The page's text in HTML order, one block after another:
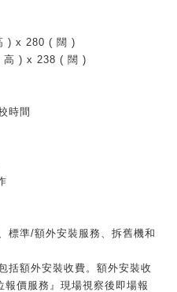
) x 280 ( 闊 )
高 ) x 238 ( 闊 )
時間
標準/額外安裝服務、拆舊機和
括額外安裝收費。額外安裝收
價服務』現場視察後即場報